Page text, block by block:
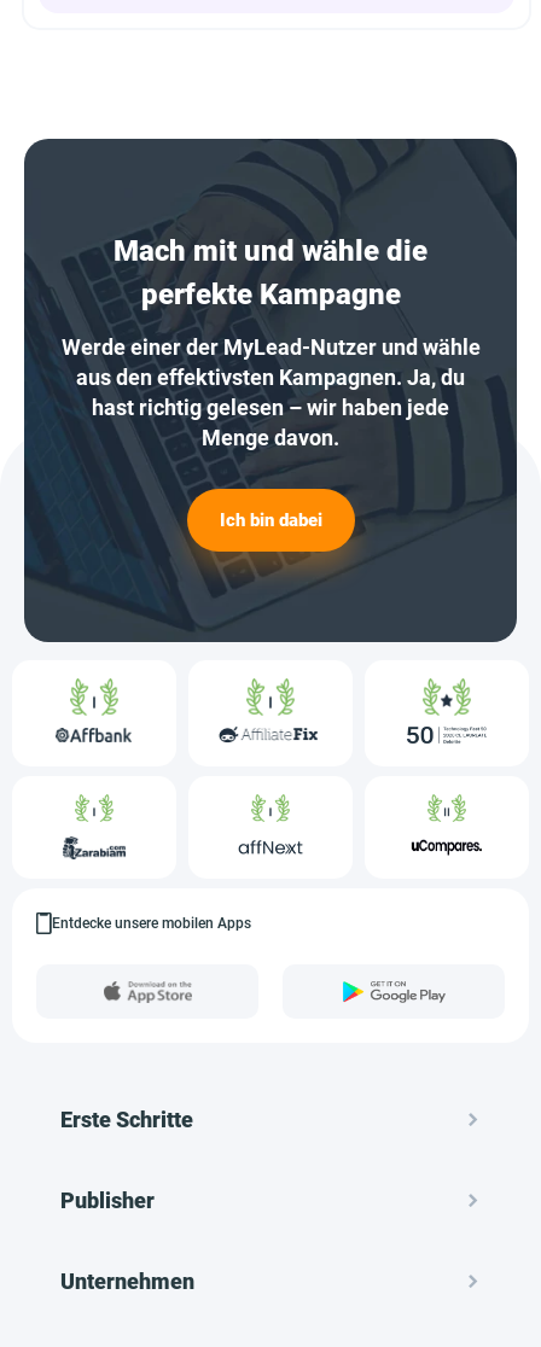
Mach mit und wähle die
perfekte Kampagne
Werde einer der MyLead-Nutzer und wähle
aus den effektivsten Kampagnen. Ja, du
hast richtig gelesen – wir haben jede
Menge davon.
Ich bin dabei
Entdecke unsere mobilen Apps
Erste Schritte
Publisher
Unternehmen